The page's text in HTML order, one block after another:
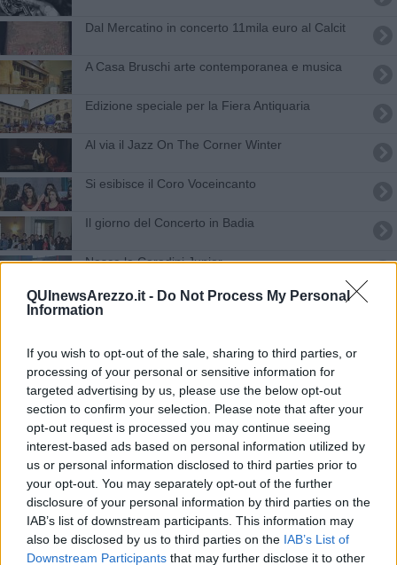
QUInewsArezzo.it - Do Not Process My Personal
Information
If you wish to opt-out of the sale, sharing to third parties, or
processing of your personal or sensitive information for
targeted advertising by us, please use the below opt-out
section to confirm your selection. Please note that after your
opt-out request is processed you may continue seeing
interest-based ads based on personal information utilized by
us or personal information disclosed to third parties prior to
your opt-out. You may separately opt-out of the further
disclosure of your personal information by third parties on the
IAB’s list of downstream participants. This information may
also be disclosed by us to third parties on the IAB’s List of
Downstream Participants that may further disclose it to other
Dal Mercatino in concerto 11mila euro al Calcit
A Casa Bruschi arte contemporanea e musica
Edizione speciale per la Fiera Antiquaria
Al via il Jazz On The Corner Winter
Si esibisce il Coro Voceincanto
Il giorno del Concerto in Badia
Nasce la Coradini Junior
La Coradini cala il tris
Arezzo Youth Festival Contest, i vincitori
​Stelle all'Anfiteatro per la notte anti-Covid
Quando la musica classica non è ... noiosa
Al via corso di canto in studio di registrazione
Note da Hollywood per il Thevenin in San Michele